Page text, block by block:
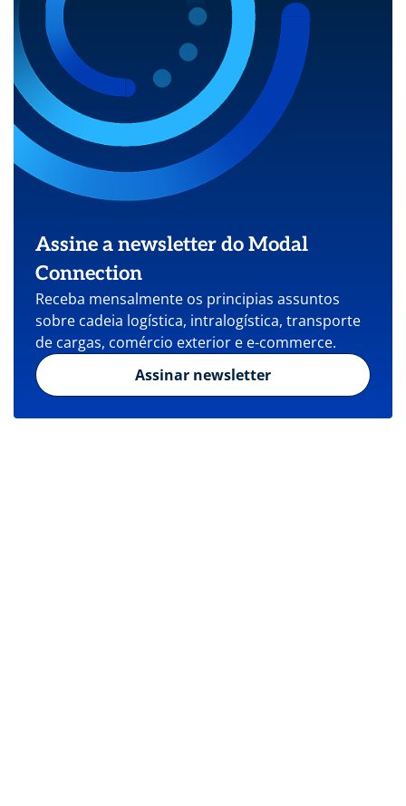
Assine a newsletter do Modal
Connection
Receba mensalmente os principias assuntos
sobre cadeia logística, intralogística, transporte
de cargas, comércio exterior e e-commerce.
Assinar newsletter